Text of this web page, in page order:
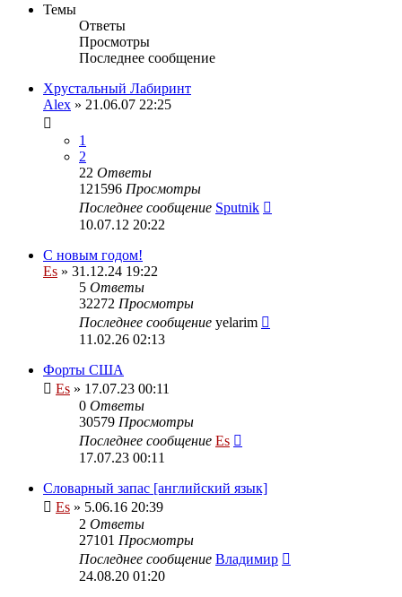
Темы
Ответы
Просмотры
Последнее сообщение
Хрустальный Лабиринт
Alex » 21.06.07 22:25
1
2
22 Ответы
121596 Просмотры
Последнее сообщение Sputnik
10.07.12 20:22
С новым годом!
Es » 31.12.24 19:22
5 Ответы
32272 Просмотры
Последнее сообщение yelarim
11.02.26 02:13
Форты США
Es » 17.07.23 00:11
0 Ответы
30579 Просмотры
Последнее сообщение Es
17.07.23 00:11
Словарный запас [английский язык]
Es » 5.06.16 20:39
2 Ответы
27101 Просмотры
Последнее сообщение Владимир
24.08.20 01:20